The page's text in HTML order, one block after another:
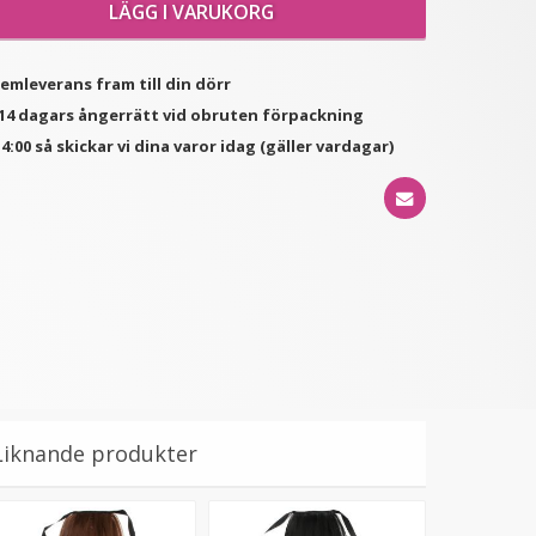
★★★★ ★ (1
klämma dip dye -
189 kr
LÄGG I VARUKORG
fram till din dörr
dagars ångerrätt vid obruten förpackning
så skickar vi dina varor idag (gäller vardagar)
produkter